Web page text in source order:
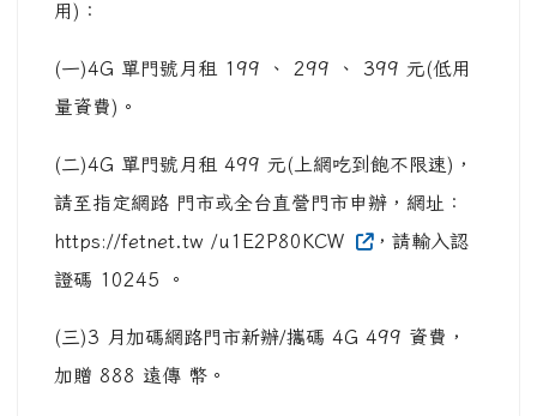
用)：
(一)4G 單門號月租 199 、 299 、 399 元(低用
量資費)。
(二)4G 單門號月租 499 元(上網吃到飽不限速)，
請至指定網路 門市或全台直營門市申辦，網址：
https://fetnet.tw /u1E2P80KCW
，請輸入認
證碼 10245 。
(三)3 月加碼網路門市新辦/攜碼 4G 499 資費，
加贈 888 遠傳 幣。